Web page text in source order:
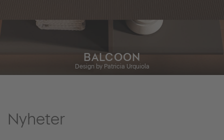
BALCOON
Design by Patricia Urquiola
Nyheter